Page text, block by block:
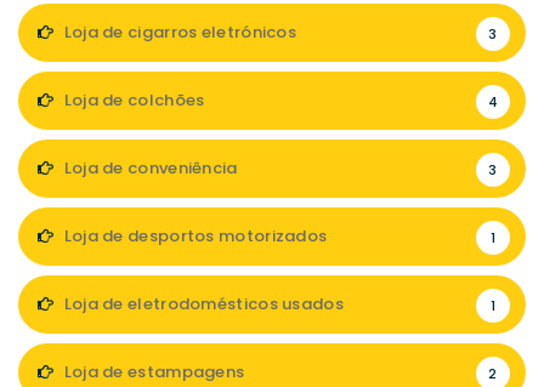
Loja de cigarros eletrónicos 3
Loja de colchões 4
Loja de conveniência 3
Loja de desportos motorizados 1
Loja de eletrodomésticos usados 1
Loja de estampagens 2